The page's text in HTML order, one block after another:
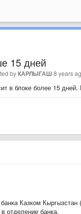
15 дней
byКАРЛЫГАШ8 years
в блоке более 15
Казком
отделение банка.